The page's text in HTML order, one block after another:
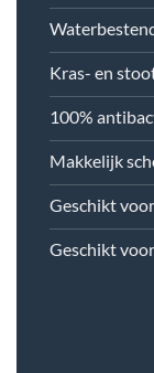
Kras- en
100%
Makkelijk
Geschikt
Geschikt